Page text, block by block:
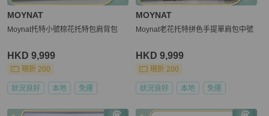
MOYNAT
Moynat托特小號棕花托特包肩背包
HKD 9,999
現折 200
狀況良好 本地 免運
MOYNAT
Moynat老花托特拼色手提單肩包中號
HKD 9,999
現折 200
狀況良好 本地 免運